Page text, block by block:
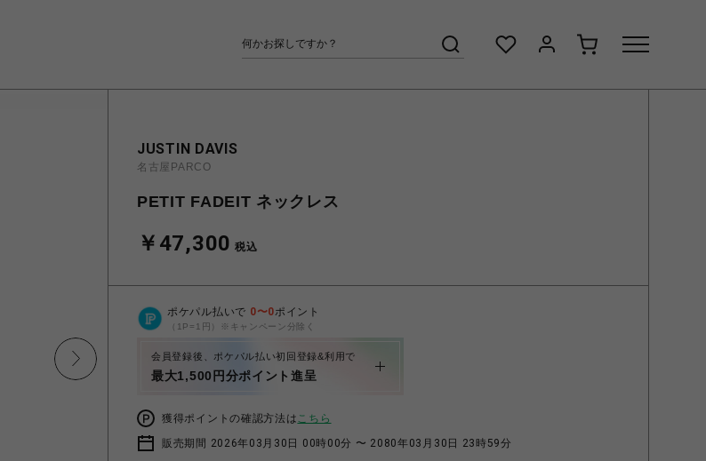
JUSTIN DAVIS
名古屋PARCO
PETIT FADEIT ネックレス
￥47,300 税込
ポケパル払いで 0〜0ポイント
（1P=1円）※キャンペーン分除く
会員登録後、ポケパル払い初回登録&利用で
最大1,500円分ポイント進呈
獲得ポイントの確認方法はこちら
販売期間 2026年03月30日 00時00分 〜 2080年03月30日 23時59分